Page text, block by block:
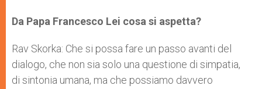
Da Papa Francesco Lei cosa si aspetta?
Rav Skorka: Che si possa fare un passo avanti del
dialogo, che non sia solo una questione di simpatia,
di sintonia umana, ma che possiamo davvero